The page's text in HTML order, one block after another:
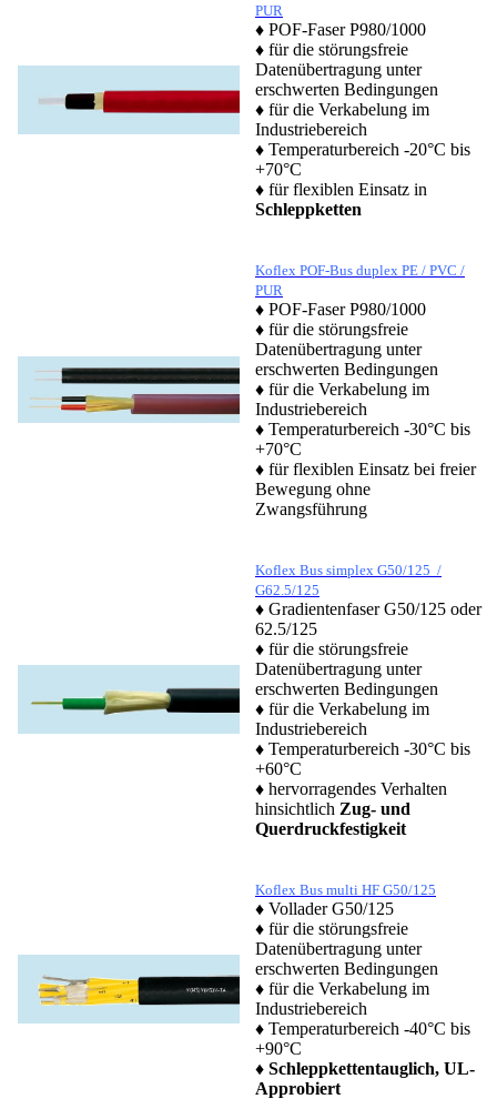
PUR
♦ POF-Faser P980/1000
♦ für die störungsfreie
Datenübertragung unter
erschwerten Bedingungen
♦ für die Verkabelung im
Industriebereich
♦ Temperaturbereich -20°C bis
+70°C
♦ für flexiblen Einsatz in
Schleppketten
Koflex POF-Bus duplex PE / PVC /
PUR
♦ POF-Faser P980/1000
♦ für die störungsfreie
Datenübertragung unter
erschwerten Bedingungen
♦ für die Verkabelung im
Industriebereich
♦ Temperaturbereich -30°C bis
+70°C
♦ für flexiblen Einsatz bei freier
Bewegung ohne
Zwangsführung
Koflex Bus simplex G50/125 /
G62.5/125
♦ Gradientenfaser G50/125 oder
62.5/125
♦ für die störungsfreie
Datenübertragung unter
erschwerten Bedingungen
♦ für die Verkabelung im
Industriebereich
♦ Temperaturbereich -30°C bis
+60°C
♦ hervorragendes Verhalten
hinsichtlich Zug- und
Querdruckfestigkeit
Koflex Bus multi HF G50/125
♦ Vollader G50/125
♦ für die störungsfreie
Datenübertragung unter
erschwerten Bedingungen
♦ für die Verkabelung im
Industriebereich
♦ Temperaturbereich -40°C bis
+90°C
♦ Schleppkettentauglich, UL-
Approbiert